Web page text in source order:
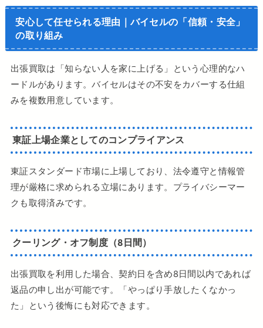
安心して任せられる理由｜バイセルの「信頼・安全」
の取り組み
出張買取は「知らない人を家に上げる」という心理的なハ
ードルがあります。バイセルはその不安をカバーする仕組
みを複数用意しています。
東証上場企業としてのコンプライアンス
東証スタンダード市場に上場しており、法令遵守と情報管
理が厳格に求められる立場にあります。プライバシーマー
クも取得済みです。
クーリング・オフ制度（8日間）
出張買取を利用した場合、契約日を含め8日間以内であれば
返品の申し出が可能です。「やっぱり手放したくなかっ
た」という後悔にも対応できます。